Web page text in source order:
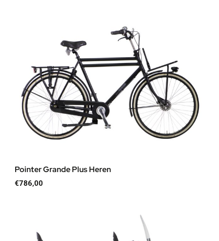
Pointer Grande Plus Heren
€786,00